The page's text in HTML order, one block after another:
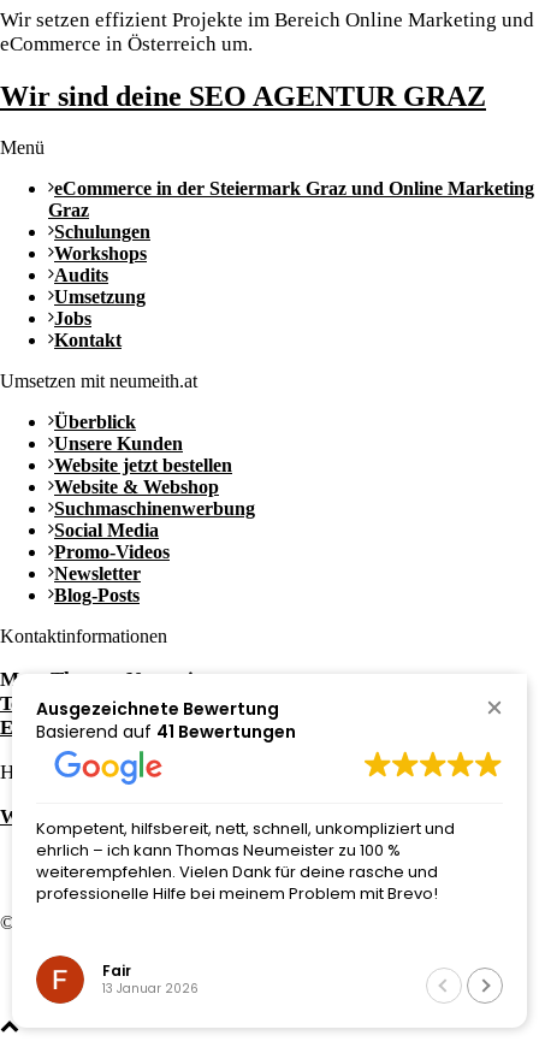
Wir setzen effizient Projekte im Bereich Online Marketing und
eCommerce in Österreich um.
Wir sind deine SEO AGENTUR GRAZ
Menü
eCommerce in der Steiermark Graz und Online Marketing
Graz
Schulungen
Workshops
Audits
Umsetzung
Jobs
Kontakt
Umsetzen mit neumeith.at
Überblick
Unsere Kunden
Website jetzt bestellen
Website & Webshop
Suchmaschinenwerbung
Social Media
Promo-Videos
Newsletter
Blog-Posts
Kontaktinformationen
Mag. Thomas Neumeister
Tel.: +43 650 / 3052081
E-Mail: office@neumeith.at
Häufige Fragen zu:
Website kaufen in Graz
© 2026 Website von
Impressum
Datenschutzerklärung
Ausgezeichnete Bewertung
Basierend auf 41 Bewertungen
Kompetent, hilfsbereit, nett, schnell, unkompliziert und
ehrlich – ich kann Thomas Neumeister zu 100 %
weiterempfehlen. Vielen Dank für deine rasche und
professionelle Hilfe bei meinem Problem mit Brevo!
Fair
13 Januar 2026